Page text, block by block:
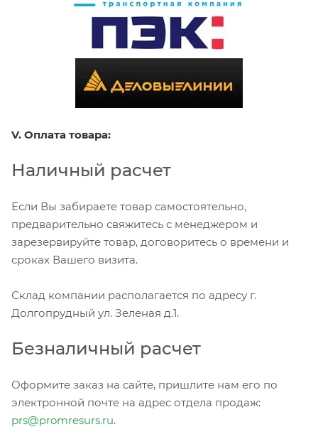
V. Оплата товара:
Наличный расчет
Если Вы забираете товар самостоятельно,
предварительно свяжитесь с менеджером и
зарезервируйте товар, договоритесь о времени и
сроках Вашего визита.
Склад компании располагается по адресу г.
Долгопрудный ул. Зеленая д.1.
Безналичный расчет
Оформите заказ на сайте, пришлите нам его по
электронной почте на адрес отдела продаж:
prs@promresurs.ru.